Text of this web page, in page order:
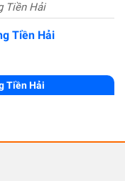
Tiền Hải
Tiền Hải
Tiền Hải